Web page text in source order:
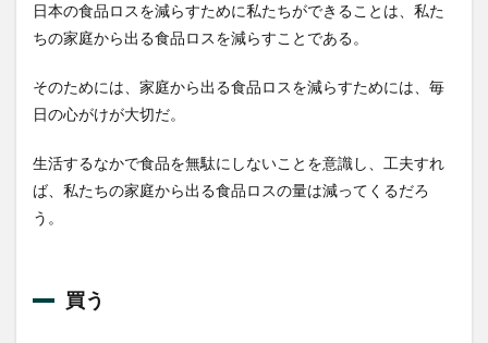
日本の食品ロスを減らすために私たちができることは、私た
ちの家庭から出る食品ロスを減らすことである。
そのためには、家庭から出る食品ロスを減らすためには、毎
日の心がけが大切だ。
生活するなかで食品を無駄にしないことを意識し、工夫すれ
ば、私たちの家庭から出る食品ロスの量は減ってくるだろ
う。
買う